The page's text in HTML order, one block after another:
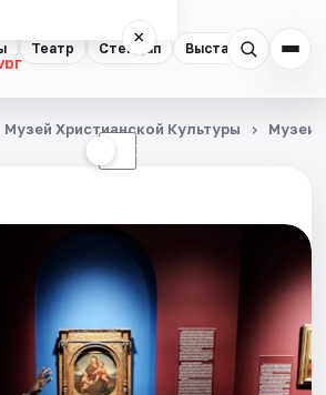
Театр Стендап Выставки
×
☾
Музей Христианской Культуры Музеи